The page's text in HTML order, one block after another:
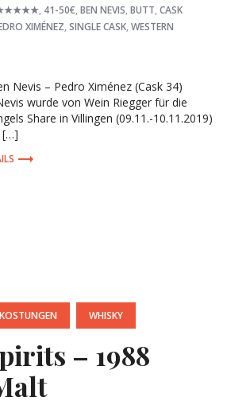
, 41-50€, BEN NEVIS, BUTT, CASK
XIMÉNEZ, SINGLE CASK, WESTERN
Nevis – Pedro Ximénez (Cask 34)
wurde von Wein Riegger für die
Share in Villingen (09.11.-10.11.2019)
[…]
WHISKY
– 1988